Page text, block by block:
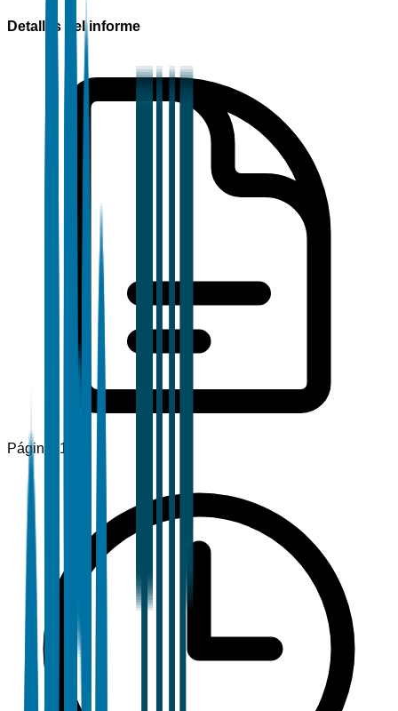
Detalles del informe
Páginas 120+